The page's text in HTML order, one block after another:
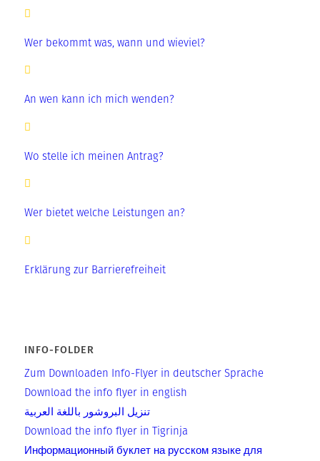
Wer bekommt was, wann und wieviel?
An wen kann ich mich wenden?
Wo stelle ich meinen Antrag?
Wer bietet welche Leistungen an?
Erklärung zur Barrierefreiheit
INFO-FOLDER
Zum Down­loa­den Info-Flyer in deut­scher Sprache
Down­load the info fly­er in english
تنزيل البروشور باللغة العربية
Down­load the info fly­er in Tigrinja
Информационный буклет на русском языке для